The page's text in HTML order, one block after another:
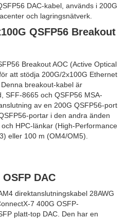
DAC-kabel, används i 200G
och lagringsnätverk.
QSFP56 Breakout
Breakout AOC (Active Optical
att stödja 200G/2x100G Ethernet
breakout-kabel är
SFF-8665 och QSFP56 MSA-
av en 200G QSFP56-port
portar i den andra änden
HPC-länkar (High-Performance
eller 100 m (OM4/OM5).
DAC
direktanslutningskabel 28AWG
7 400G OSFP-
platt-top DAC. Den har en